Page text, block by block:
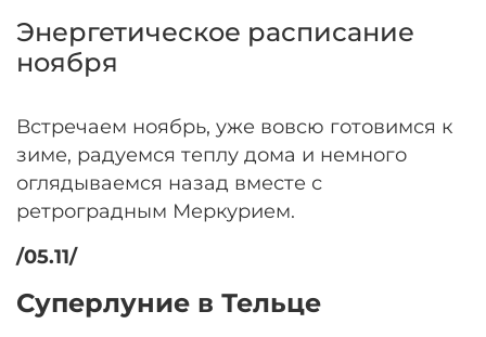
Энергетическое расписание
ноября
Встречаем ноябрь, уже вовсю готовимся к
зиме, радуемся теплу дома и немного
оглядываемся назад вместе с
ретроградным Меркурием.
/05.11/
Суперлуние в Тельце